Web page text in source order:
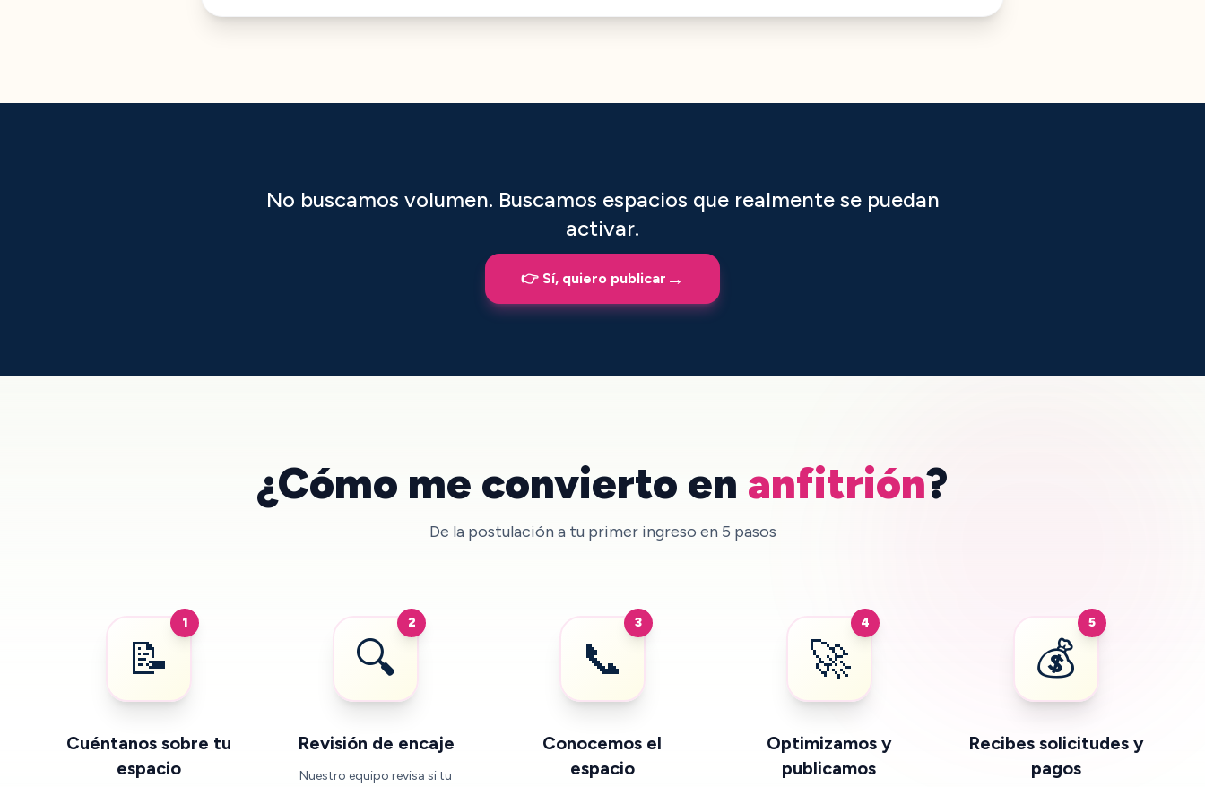
No buscamos volumen. Buscamos espacios que realmente se puedan
activar.
👉 Sí, quiero publicar →
¿Cómo me convierto en anfitrión?
De la postulación a tu primer ingreso en 5 pasos
📝
1
Cuéntanos sobre tu
espacio
🔍
2
Revisión de encaje
Nuestro equipo revisa si tu
📞
3
Conocemos el
espacio
🚀
4
Optimizamos y
publicamos
💰
5
Recibes solicitudes y
pagos